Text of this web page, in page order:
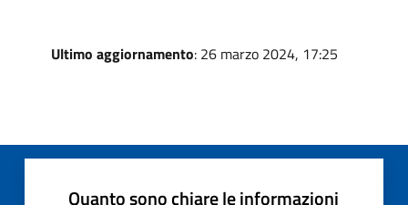
Ultimo aggiornamento: 26 marzo 2024, 17:25
Quanto sono chiare le informazioni